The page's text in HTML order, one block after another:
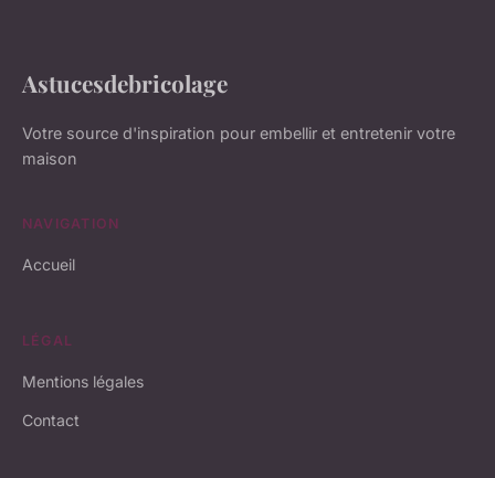
Astucesdebricolage
Votre source d'inspiration pour embellir et entretenir votre
maison
NAVIGATION
Accueil
LÉGAL
Mentions légales
Contact